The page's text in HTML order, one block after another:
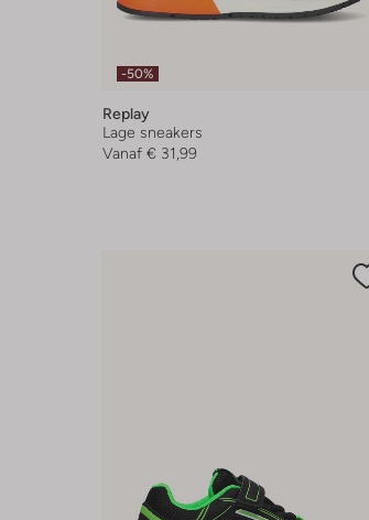
-50%
Replay
Lage sneakers
Vanaf € 31,99